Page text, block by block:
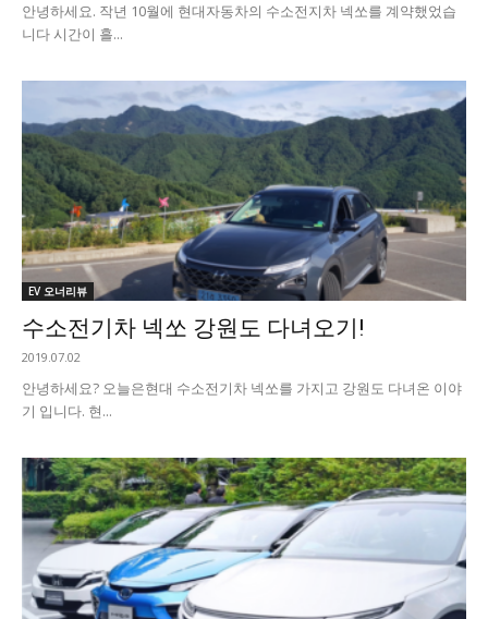
안녕하세요. 작년 10월에 현대자동차의 수소전지차 넥쏘를 계약했었습
니다 시간이 흘...
EV 오너리뷰
수소전기차 넥쏘 강원도 다녀오기!
2019.07.02
안녕하세요? 오늘은현대 수소전기차 넥쏘를 가지고 강원도 다녀온 이야
기 입니다. 현...